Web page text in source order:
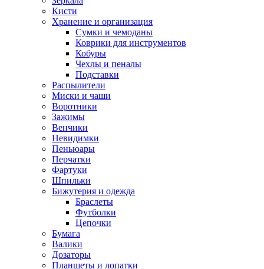
Кисти
Хранение и организация
Сумки и чемоданы
Коврики для инструментов
Кобуры
Чехлы и пеналы
Подставки
Распылители
Миски и чаши
Воротники
Зажимы
Венчики
Невидимки
Пеньюары
Перчатки
Фартуки
Шпильки
Бижутерия и одежда
Браслеты
Футболки
Цепочки
Бумага
Валики
Дозаторы
Планшеты и лопатки